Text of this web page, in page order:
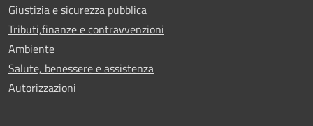
Giustizia e sicurezza pubblica
Tributi,finanze e contravvenzioni
Ambiente
Salute, benessere e assistenza
Autorizzazioni